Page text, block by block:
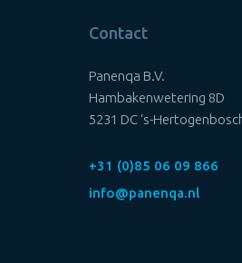
Contact
Panenqa B.V.
Hambakenwetering 8D
5231 DC ‘s-
+31 (0)85 06 09 866
info@panenqa.nl